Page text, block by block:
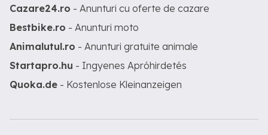
Cazare24.ro - Anunturi cu oferte de cazare
Bestbike.ro - Anunturi moto
Animalutul.ro - Anunturi gratuite animale
Startapro.hu - Ingyenes Apróhirdetés
Quoka.de - Kostenlose Kleinanzeigen